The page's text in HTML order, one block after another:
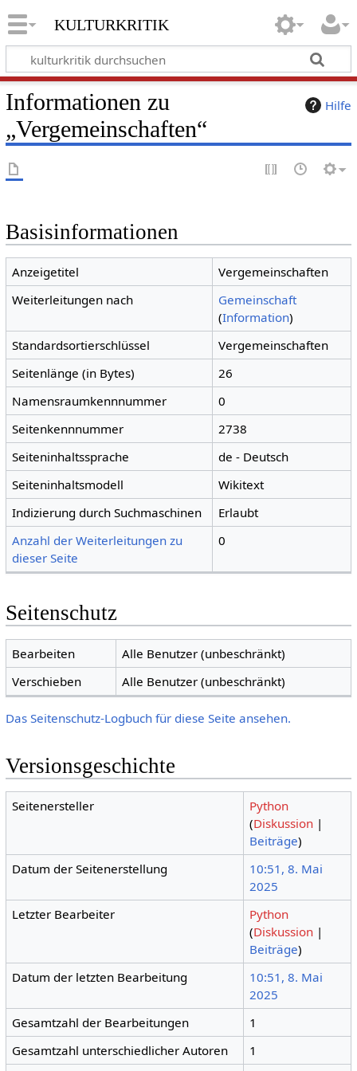
kulturkritik
Hilfe
Informationen zu
„Vergemeinschaften“
Basisinformationen
Anzeigetitel
Vergemeinschaften
Weiterleitungen nach
Gemeinschaft
(Information)
Standardsortierschlüssel
Vergemeinschaften
Seitenlänge (in Bytes)
26
Namensraumkennnummer
0
Seitenkennnummer
2738
Seiteninhaltssprache
de - Deutsch
Seiteninhaltsmodell
Wikitext
Indizierung durch Suchmaschinen
Erlaubt
Anzahl der Weiterleitungen zu
dieser Seite
0
Seitenschutz
Bearbeiten
Alle Benutzer (unbeschränkt)
Verschieben
Alle Benutzer (unbeschränkt)
Das Seitenschutz-Logbuch für diese Seite ansehen.
Versionsgeschichte
Seitenersteller
Python
(Diskussion |
Beiträge)
Datum der Seitenerstellung
10:51, 8. Mai
2025
Letzter Bearbeiter
Python
(Diskussion |
Beiträge)
Datum der letzten Bearbeitung
10:51, 8. Mai
2025
Gesamtzahl der Bearbeitungen
1
Gesamtzahl unterschiedlicher Autoren
1